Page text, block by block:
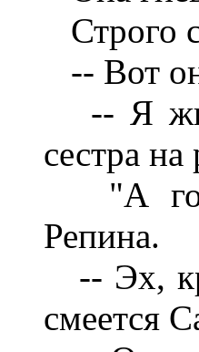
Строго
-- Вот
-- Я
сестра
"А
Репина.
-- Эх,
смеется